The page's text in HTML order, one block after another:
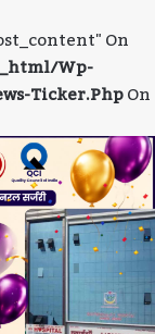
On
wp-
Ticker.phpOn